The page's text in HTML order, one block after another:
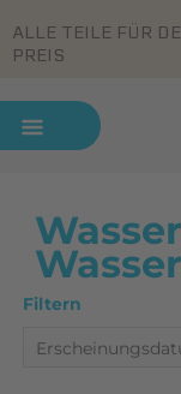
ALLE TEILE FÜR
PREIS
Filtern